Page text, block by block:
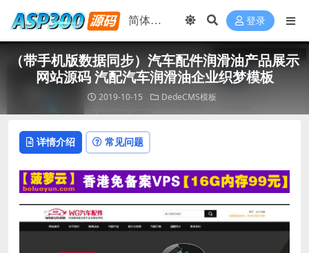
登录
（带手机版数据同步）汽车配件润滑油产品展示
网站源码 汽配汽车润滑油企业织梦模板
2019-10-15 DedeCMS模板
详情介绍 常见问题